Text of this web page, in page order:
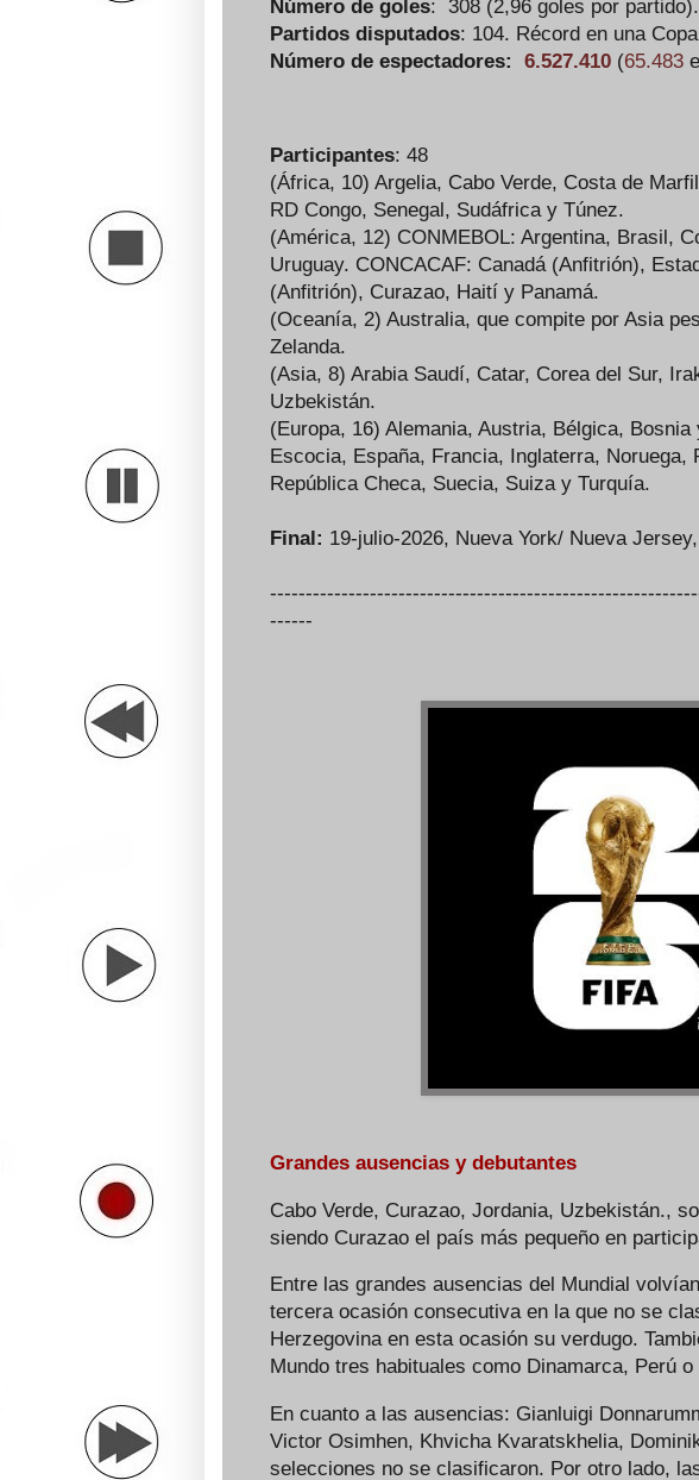
Número de goles: 308 (2,96 goles por partido).
Partidos disputados: 104. Récord en una
Número de espectadores: 6.527.410 (65.483
Participantes: 48
(África, 10) Argelia, Cabo Verde, Costa de
RD Congo, Senegal, Sudáfrica y Túnez.
(América, 12) CONMEBOL: Argentina, Brasil,
Uruguay. CONCACAF: Canadá (Anfitrión),
(Anfitrión), Curazao, Haití y Panamá.
(Oceanía, 2) Australia, que compite por Asia
Zelanda.
(Asia, 8) Arabia Saudí, Catar, Corea del Sur,
Uzbekistán.
(Europa, 16) Alemania, Austria, Bélgica,
Escocia, España, Francia, Inglaterra, Noruega,
República Checa, Suecia, Suiza y Turquía.
Final: 19-julio-2026, Nueva York/ Nueva
------
Grandes ausencias y debutantes
Cabo Verde, Curazao, Jordania, Uzbekistán.,
siendo Curazao el país más pequeño en
Entre las grandes ausencias del Mundial
tercera ocasión consecutiva en la que no se
Herzegovina en esta ocasión su verdugo.
Mundo tres habituales como Dinamarca, Perú o
En cuanto a las ausencias: Gianluigi
Victor Osimhen, Khvicha Kvaratskhelia,
selecciones no se clasificaron. Por otro lado,